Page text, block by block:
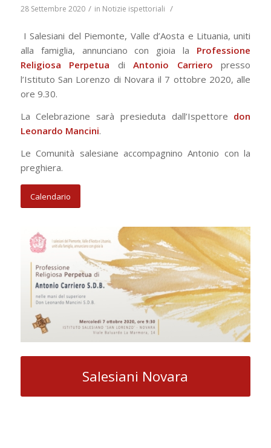
28 Settembre 2020 / in Notizie ispettoriali /
I Salesiani del Piemonte, Valle d’Aosta e Lituania, uniti
alla famiglia, annunciano con gioia la Professione
Religiosa Perpetua diAntonio Carrieropresso
l’Istituto San Lorenzo di Novara il 7 ottobre 2020, alle
ore 9.30.
La Celebrazione sarà presieduta dall’Ispettore don
Leonardo Mancini.
Le Comunità salesiane accompagnino Antonio con la
preghiera.
Calendario
Salesiani Novara